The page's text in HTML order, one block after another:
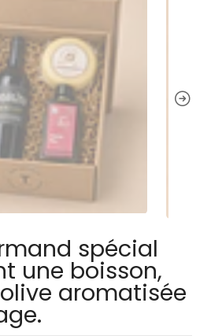
spécial
une boisson,
aromatisée